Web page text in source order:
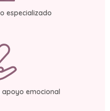
especializado
apoyo emocional